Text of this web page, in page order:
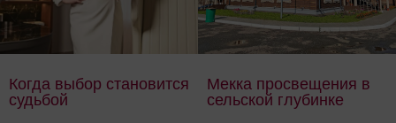
Когда выбор становится
судьбой
Мекка просвещения в
сельской глубинке